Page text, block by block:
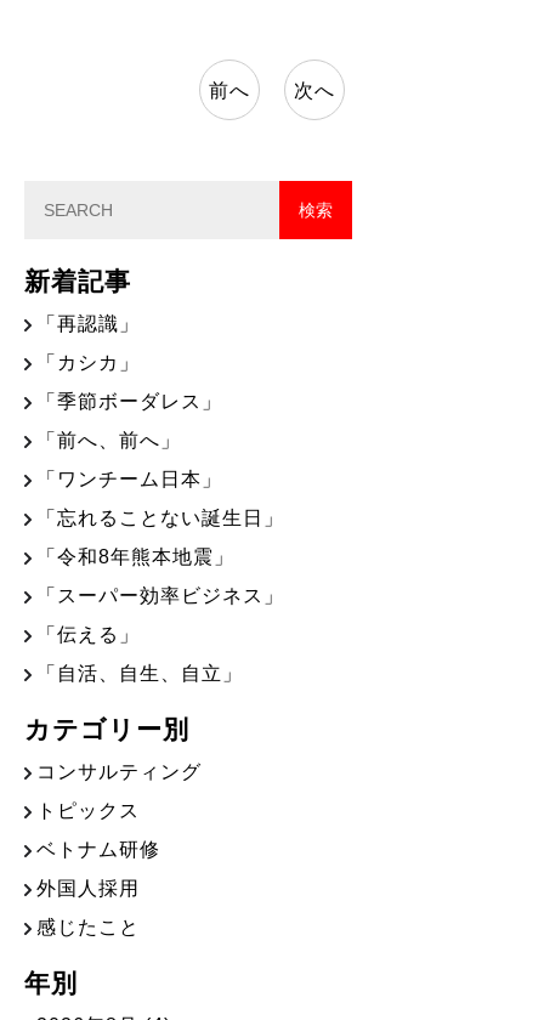
前へ 次へ
新着記事
「再認識」
「カシカ」
「季節ボーダレス」
「前へ、前へ」
「ワンチーム日本」
「忘れることない誕生日」
「令和8年熊本地震」
「スーパー効率ビジネス」
「伝える」
「自活、自生、自立」
カテゴリー別
コンサルティング
トピックス
ベトナム研修
外国人採用
感じたこと
年別